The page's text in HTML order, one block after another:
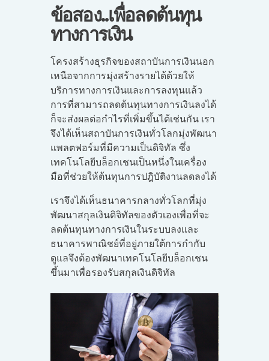
ข้อสอง..เพื่อลดต้นทุน
ทางการเงิน
โครงสร้างธุรกิจของสถาบันการเงินนอก
เหนือจากการมุ่งสร้างรายได้ด้วยให้
บริการทางการเงินและการลงทุนแล้ว
การที่สามารถลดต้นทุนทางการเงินลงได้
ก็จะส่งผลต่อกำไรที่เพิ่มขึ้นได้เช่นกัน เรา
จึงได้เห็นสถาบันการเงินทั่วโลกมุ่งพัฒนา
แพลตฟอร์มที่มีความเป็นดิจิทัล ซึ่ง
เทคโนโลยีบล็อกเชนเป็นหนึ่งในเครื่อง
มือที่ช่วยให้ต้นทุนการปฎิบัติงานลดลงได้
เราจึงได้เห็นธนาคารกลางทั่วโลกที่มุ่ง
พัฒนาสกุลเงินดิจิทัลของตัวเองเพื่อที่จะ
ลดต้นทุนทางการเงินในระบบลงและ
ธนาคารพาณิชย์ที่อยู่ภายใต้การกำกับ
ดูแลจึงต้องพัฒนาเทคโนโลยีบล็อกเชน
ขึ้นมาเพื่อรองรับสกุลเงินดิจิทัล